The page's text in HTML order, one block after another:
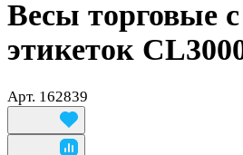
Весы торговые
этикеток
Арт. 162839